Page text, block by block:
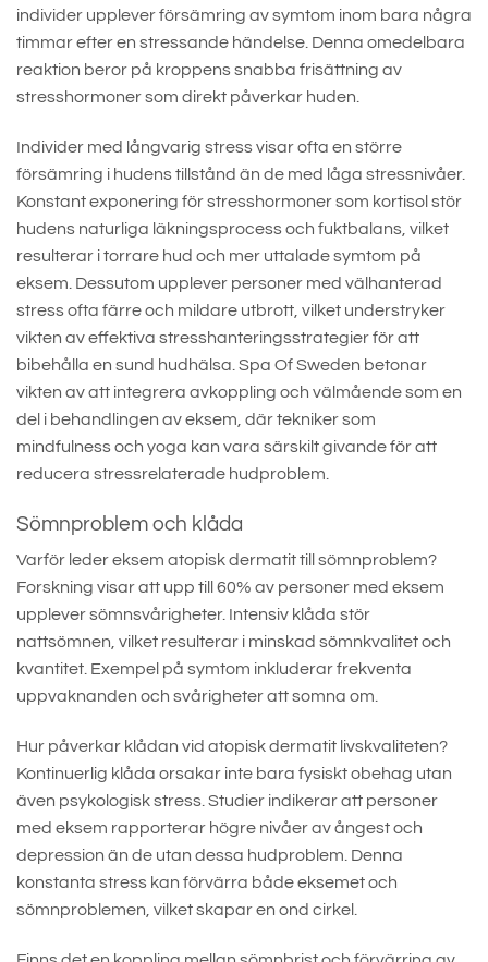
individer upplever försämring av symtom inom bara några
timmar efter en stressande händelse. Denna omedelbara
reaktion beror på kroppens snabba frisättning av
stresshormoner som direkt påverkar huden.
Individer med långvarig stress visar ofta en större
försämring i hudens tillstånd än de med låga stressnivåer.
Konstant exponering för stresshormoner som kortisol stör
hudens naturliga läkningsprocess och fuktbalans, vilket
resulterar i torrare hud och mer uttalade symtom på
eksem. Dessutom upplever personer med välhanterad
stress ofta färre och mildare utbrott, vilket understryker
vikten av effektiva stresshanteringsstrategier för att
bibehålla en sund hudhälsa. Spa Of Sweden betonar
vikten av att integrera avkoppling och välmående som en
del i behandlingen av eksem, där tekniker som
mindfulness och yoga kan vara särskilt givande för att
reducera stressrelaterade hudproblem.
Sömnproblem och klåda
Varför leder eksem atopisk dermatit till sömnproblem?
Forskning visar att upp till 60% av personer med eksem
upplever sömnsvårigheter. Intensiv klåda stör
nattsömnen, vilket resulterar i minskad sömnkvalitet och
kvantitet. Exempel på symtom inkluderar frekventa
uppvaknanden och svårigheter att somna om.
Hur påverkar klådan vid atopisk dermatit livskvaliteten?
Kontinuerlig klåda orsakar inte bara fysiskt obehag utan
även psykologisk stress. Studier indikerar att personer
med eksem rapporterar högre nivåer av ångest och
depression än de utan dessa hudproblem. Denna
konstanta stress kan förvärra både eksemet och
sömnproblemen, vilket skapar en ond cirkel.